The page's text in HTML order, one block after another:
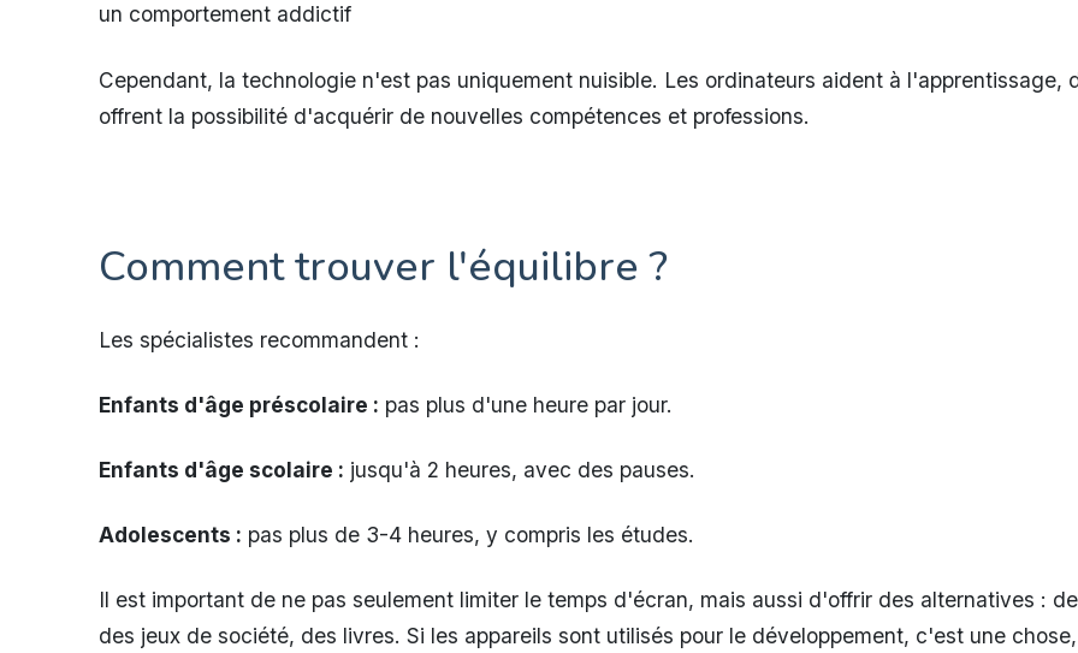
un comportement addictif
Cependant, la technologie n'est pas uniquement nuisible. Les ordinateurs aident à l'apprentissage,
offrent la possibilité d'acquérir de nouvelles compétences et professions.
Comment trouver l'équilibre ?
Les spécialistes recommandent :
Enfants d'âge préscolaire : pas plus d'une heure par jour.
Enfants d'âge scolaire : jusqu'à 2 heures, avec des pauses.
Adolescents : pas plus de 3-4 heures, y compris les études.
Il est important de ne pas seulement limiter le temps d'écran, mais aussi d'offrir des alternatives :
des jeux de société, des livres. Si les appareils sont utilisés pour le développement, c'est une